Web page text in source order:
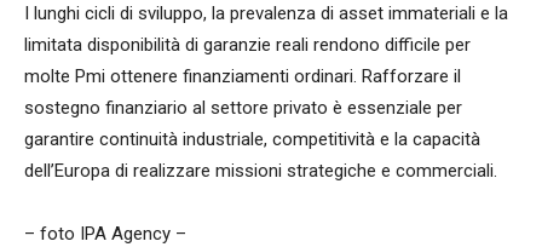
I lunghi cicli di sviluppo, la prevalenza di asset immateriali e la
limitata disponibilità di garanzie reali rendono difficile per
molte Pmi ottenere finanziamenti ordinari. Rafforzare il
sostegno finanziario al settore privato è essenziale per
garantire continuità industriale, competitività e la capacità
dell’Europa di realizzare missioni strategiche e commerciali.
– foto IPA Agency –